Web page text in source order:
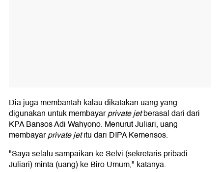
Dia juga membantah kalau dikatakan uang yang
digunakan untuk membayarprivate jetberasal dari dari
KPA Bansos Adi Wahyono. Menurut Juliari, uang
membayarprivate jetitu dari DIPA Kemensos.
"Saya selalu sampaikan ke Selvi (sekretaris pribadi
Juliari) minta (uang) ke Biro Umum," katanya.